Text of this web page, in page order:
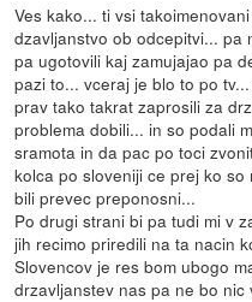
Ves kako... ti vsi
dzavljanstvo ob odcepitvi... pa
pa ugotovili kaj zamujajao pa
pazi to... vceraj je blo to po
prav tako takrat zaprosili za
problema dobili... in so podali
sramota in da pac po toci
kolca po sloveniji ce prej ko
bili prevec preponosni...
Po drugi strani bi pa tudi mi v
jih recimo priredili na ta nacin
Slovencov je res bom ubogo
drzavljanstev nas pa ne bo nic